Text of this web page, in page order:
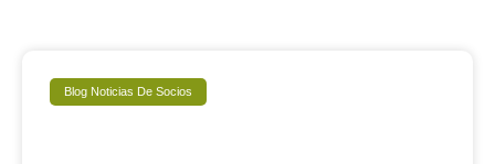
Blog Noticias De Socios